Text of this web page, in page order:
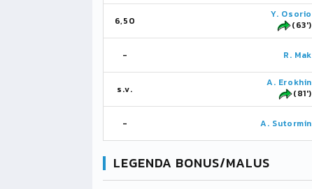
6,50
Y. Osorio
(63')
- R. Mak
s.v.
A. Erokhin
(81')
- A. Sutormin
LEGENDA BONUS/MALUS